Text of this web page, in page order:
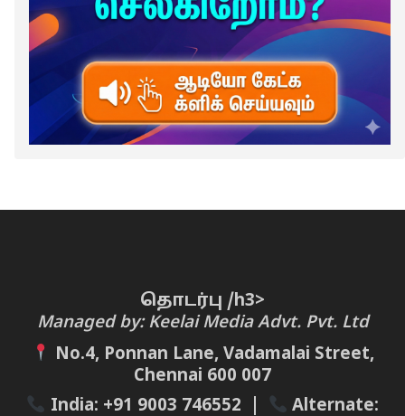
தொடர்பு /h3>
Managed by: Keelai Media Advt. Pvt. Ltd
No.4, Ponnan Lane, Vadamalai Street,
Chennai 600 007
India: +91 9003 746552 Alternate: